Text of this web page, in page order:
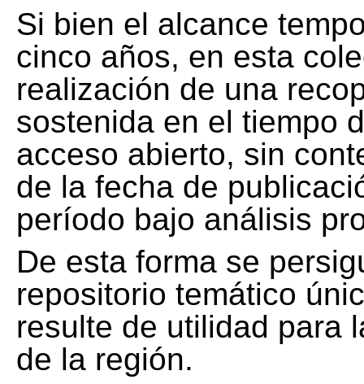
Si bien el alcance
cinco años, en esta
realización de una
sostenida en el tiempo
acceso abierto, sin
de la fecha de
período bajo análisis
De esta forma se
repositorio temático
resulte de utilidad para
de la región.